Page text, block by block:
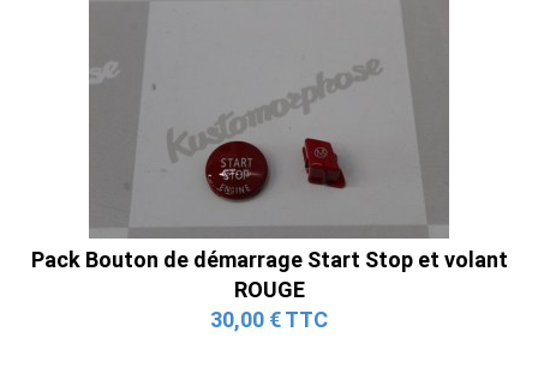
Pack Bouton de démarrage Start Stop et volant
ROUGE
30,00 € TTC